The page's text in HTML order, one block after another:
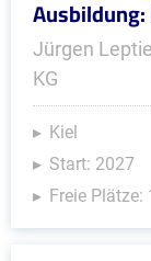
Jürgen
KG
Kiel
Start: 2027
Freie Plätze: